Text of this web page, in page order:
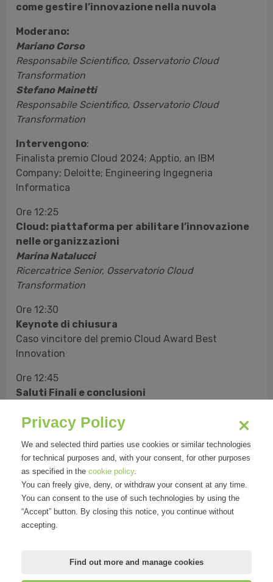
come gestire l’innovazione nella nuvola
Moderano:
Mariano Corso
Responsabile Scientifico, Osservatorio Cloud
Transformation
Stefano Mainetti
Responsabile Scientifico, Osservatorio Cloud
Transformation
Intervengono:
Finalista premio Cloud 2024; Apptio, an IBM
Company; Deloitte; Engineering Ingegneria
Informatica
Ore 12:25
Cloud: piattaforma per abilitare l’innovazione
nelle organizzazioni
Marina Natalucci
Ricercatrice Senior, Osservatorio Cloud
Transformation
Ore 12:30
Keynote di chiusura
Caso vincitore del premio Cloud Award Best
Innovation
Ore 12:45
Saluti Finali e conclusioni
Responsabile Scientifico, Osservatorio Cloud
Stefano Mainetti
Responsabile Scientifico, Osservatorio Cloud
Transformation
Alessandro Piva
Direttore, Osservatorio Cloud Transformation
Privacy Policy
We and selected third parties use cookies or similar technologies
for technical purposes and, with your consent, for other purposes
as specified in the cookie policy.
You can freely give, deny, or withdraw your consent at any time.
You can consent to the use of such technologies by using the
“Accept” button. By closing this notice, you continue without
accepting.
Find out more and manage cookies